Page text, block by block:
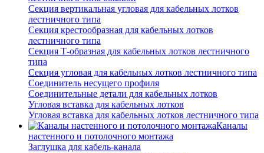
Секция вертикальная угловая для кабельных лотков
лестничного типа
Секция крестообразная для кабельных лотков
лестничного типа
Секция Т-образная для кабельных лотков лестничного
типа
Секция угловая для кабельных лотков лестничного типа
Соединитель несущего профиля
Соединительные детали для кабельных лотков
Угловая вставка для кабельных лотков
Угловая вставка для кабельных лотков лестничного типа
Каналы
настенного и потолочного монтажа
Заглушка для кабель-канала